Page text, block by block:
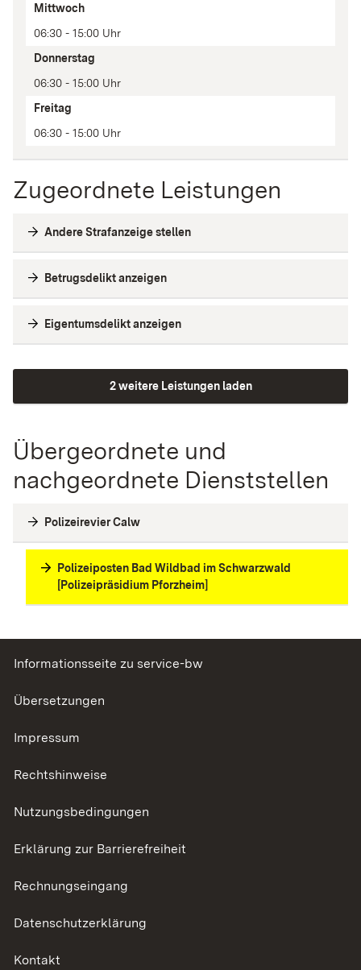
Mittwoch
06:30 - 15:00 Uhr
Donnerstag
06:30 - 15:00 Uhr
Freitag
06:30 - 15:00 Uhr
Zugeordnete Leistungen
Andere Strafanzeige stellen
Betrugsdelikt anzeigen
Eigentumsdelikt anzeigen
2 weitere Leistungen laden
Übergeordnete und
nachgeordnete Dienststellen
Polizeirevier Calw
Polizeiposten Bad Wildbad im Schwarzwald
[Polizeipräsidium Pforzheim]
Informationsseite zu service-bw
Übersetzungen
Impressum
Rechtshinweise
Nutzungsbedingungen
Erklärung zur Barrierefreiheit
Rechnungseingang
Datenschutzerklärung
Kontakt